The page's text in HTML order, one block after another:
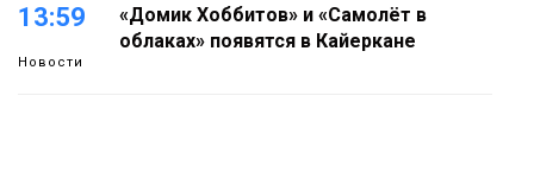
13:59
Новости
«Домик Хоббитов» и «Самолёт в
облаках» появятся в Кайеркане